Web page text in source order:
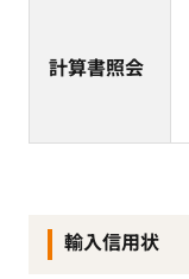
計算書照会
輸入信用状